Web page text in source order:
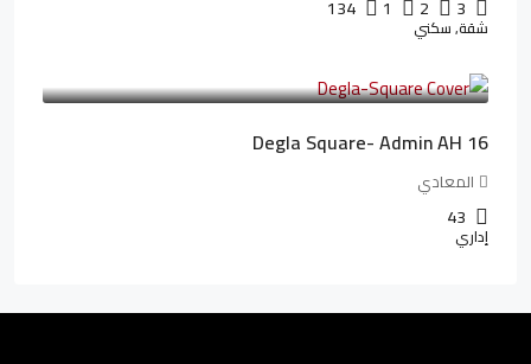
3
2
1
134
شقة, سكني
3,010,000LE
Degla Square- Admin AH 16
المعادي
43
إداري